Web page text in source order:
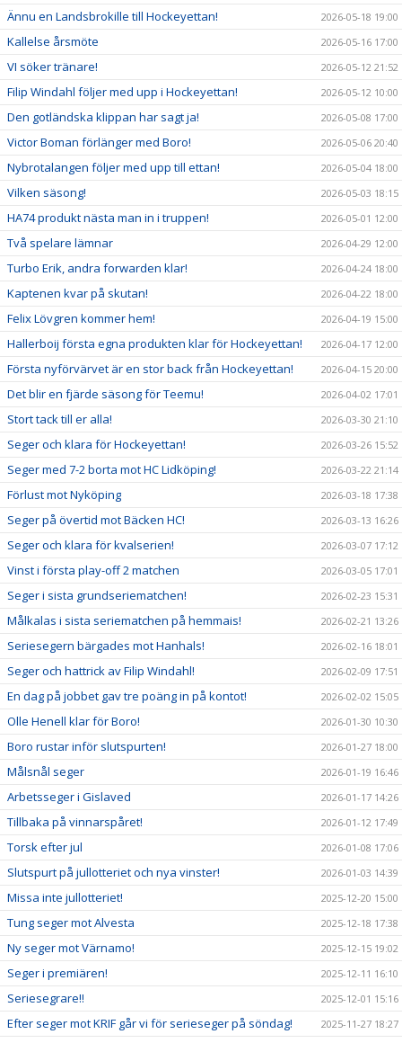
Ännu en Landsbrokille till Hockeyettan! 2026-05-18 19:00
Kallelse årsmöte 2026-05-16 17:00
VI söker tränare! 2026-05-12 21:52
Filip Windahl följer med upp i Hockeyettan! 2026-05-12 10:00
Den gotländska klippan har sagt ja! 2026-05-08 17:00
Victor Boman förlänger med Boro! 2026-05-06 20:40
Nybrotalangen följer med upp till ettan! 2026-05-04 18:00
Vilken säsong! 2026-05-03 18:15
HA74 produkt nästa man in i truppen! 2026-05-01 12:00
Två spelare lämnar 2026-04-29 12:00
Turbo Erik, andra forwarden klar! 2026-04-24 18:00
Kaptenen kvar på skutan! 2026-04-22 18:00
Felix Lövgren kommer hem! 2026-04-19 15:00
Hallerboij första egna produkten klar för Hockeyettan! 2026-04-17 12:00
Första nyförvärvet är en stor back från Hockeyettan! 2026-04-15 20:00
Det blir en fjärde säsong för Teemu! 2026-04-02 17:01
Stort tack till er alla! 2026-03-30 21:10
Seger och klara för Hockeyettan! 2026-03-26 15:52
Seger med 7-2 borta mot HC Lidköping! 2026-03-22 21:14
Förlust mot Nyköping 2026-03-18 17:38
Seger på övertid mot Bäcken HC! 2026-03-13 16:26
Seger och klara för kvalserien! 2026-03-07 17:12
Vinst i första play-off 2 matchen 2026-03-05 17:01
Seger i sista grundseriematchen! 2026-02-23 15:31
Målkalas i sista seriematchen på hemmais! 2026-02-21 13:26
Seriesegern bärgades mot Hanhals! 2026-02-16 18:01
Seger och hattrick av Filip Windahl! 2026-02-09 17:51
En dag på jobbet gav tre poäng in på kontot! 2026-02-02 15:05
Olle Henell klar för Boro! 2026-01-30 10:30
Boro rustar inför slutspurten! 2026-01-27 18:00
Målsnål seger 2026-01-19 16:46
Arbetsseger i Gislaved 2026-01-17 14:26
Tillbaka på vinnarspåret! 2026-01-12 17:49
Torsk efter jul 2026-01-08 17:06
Slutspurt på jullotteriet och nya vinster! 2026-01-03 14:39
Missa inte jullotteriet! 2025-12-20 15:00
Tung seger mot Alvesta 2025-12-18 17:38
Ny seger mot Värnamo! 2025-12-15 19:02
Seger i premiären! 2025-12-11 16:10
Seriesegrare!! 2025-12-01 15:16
Efter seger mot KRIF går vi för serieseger på söndag! 2025-11-27 18:27